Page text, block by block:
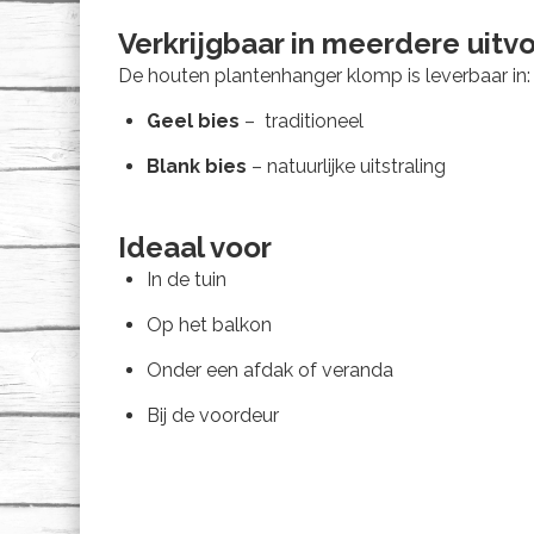
Verkrijgbaar in meerdere
De houten plantenhanger klomp is leverbaar in:
Geel bies – traditioneel
Blank bies – natuurlijke uitstraling
Ideaal voor
In de tuin
Op het balkon
Onder een afdak of veranda
Bij de voordeur